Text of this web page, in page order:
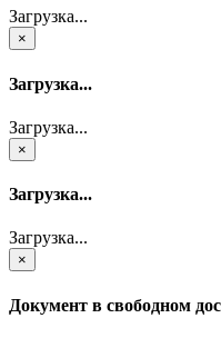
Загрузка...
×
Загрузка...
Загрузка...
×
Загрузка...
Загрузка...
×
Документ в свободном